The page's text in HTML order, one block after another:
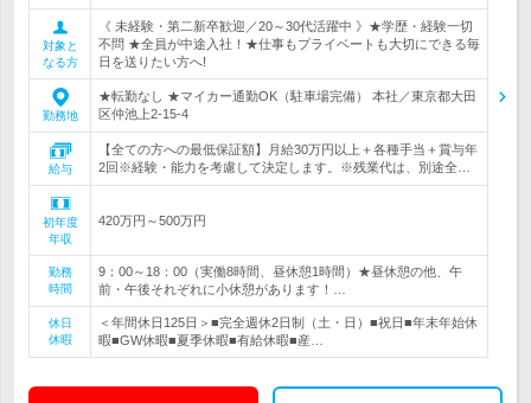
対象と
なる方
《 未経験・第二新卒歓迎／20～30代活躍中 》★学歴・経験一切
不問 ★全員が中途入社！★仕事もプライベートも大切にできる毎
日を送りたい方へ!
勤務地
★転勤なし ★マイカー通勤OK（駐車場完備） 本社／東京都大田
区仲池上2-15-4
給与
【全ての方への最低保証額】月給30万円以上＋各種手当＋賞与年
2回※経験・能力を考慮して決定します。※残業代は、別途全…
初年度
年収
420万円～500万円
勤務
時間
9：00～18：00（実働8時間、昼休憩1時間）★昼休憩の他、午
前・午後それぞれに小休憩があります！…
休日
休暇
＜年間休日125日＞■完全週休2日制（土・日）■祝日■年末年始休
暇■GW休暇■夏季休暇■有給休暇■産…